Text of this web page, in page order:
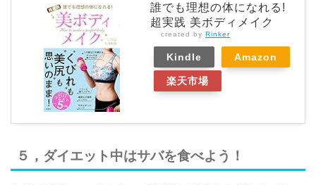
誰でも理想の体になれる!
超実践 美ボディメイク
created by Rinker
Kindle Amazon
楽天市場
５，ダイエット中はサバを食べよう！